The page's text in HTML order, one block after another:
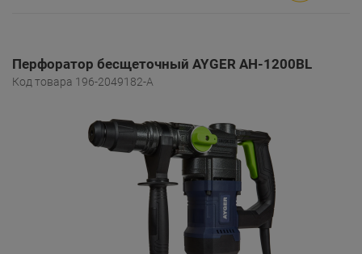
Перфоратор бесщеточный AYGER AH-1200BL
Код товара 196-2049182-A